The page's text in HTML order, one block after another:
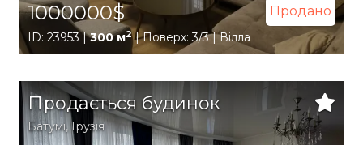
1000000$ Продано
ID: 23953 |300 м2| Поверх: 3/3 | Вілла
Продається будинок
Батумі,Грузія